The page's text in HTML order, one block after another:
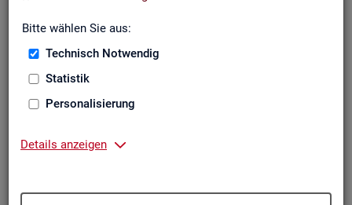
Bitte wählen Sie aus:
Technisch Notwendig
Statistik
Personalisierung
Details anzeigen
tik der Bun­des­agen­tur für Ar­beit vor­kom­men.
Ab­gangs­ra­te
Ab­gangs­ra­te Ar­beits­lo­se
Ab­gangs­ra­te er­werbs­fä­hi­ge Leis­
tungs­be­rech­tig­te
Leis­tungs­be­rech­tig­te